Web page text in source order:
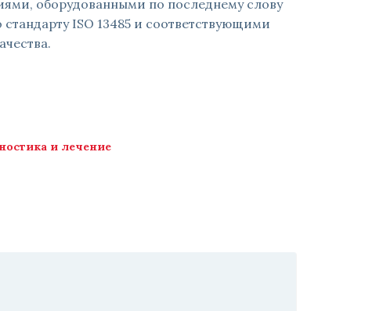
оборудованными по последнему слову
ISO 13485 и соответствующими
и лечение